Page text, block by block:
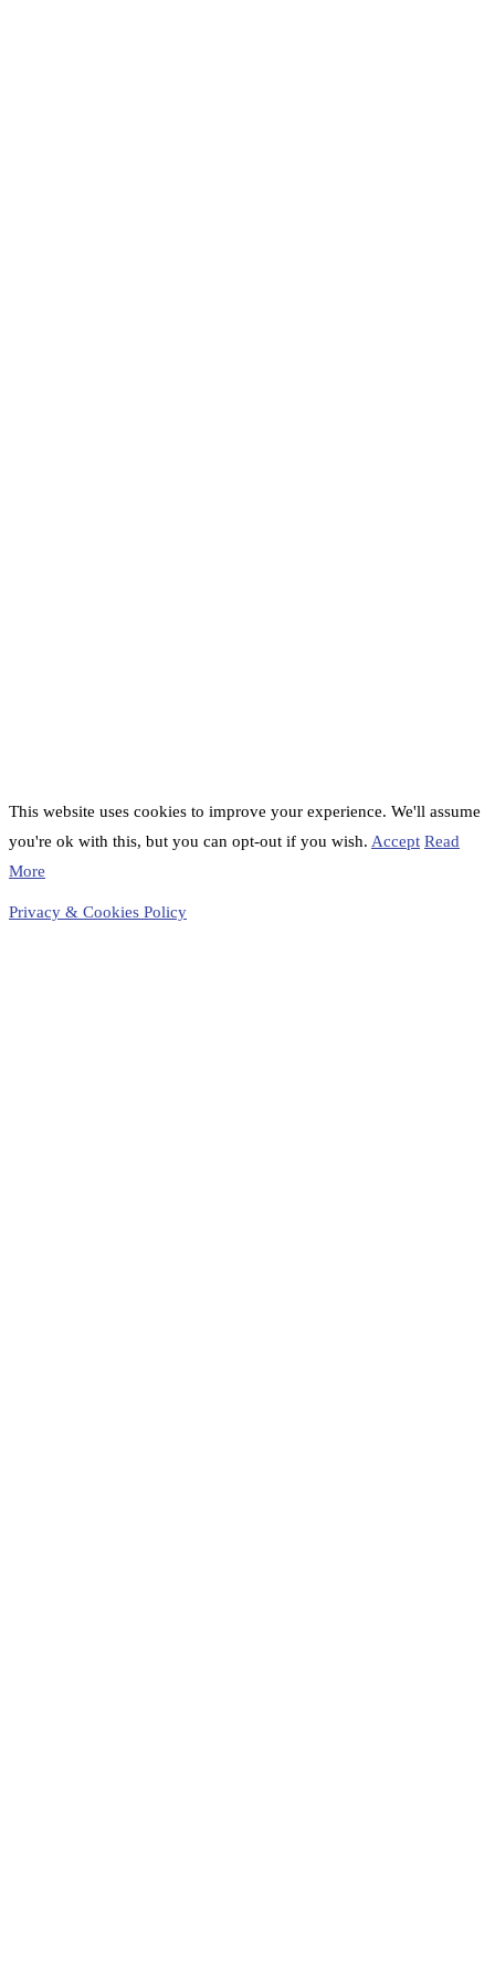
This website uses cookies to improve your experience. We'll assume
you're ok with this, but you can opt-out if you wish. Accept Read
More
Privacy & Cookies Policy